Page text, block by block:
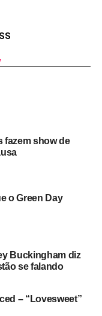
fazem show de
o Green Day
Buckingham diz
se falando
– “Lovesweet”